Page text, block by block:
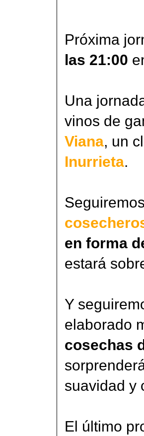
Próxima
las 21:00
Una
vinos de
Viana, un
Inurrieta.
en forma
estará
Y
elaborado
cosechas
suavidad y
El último